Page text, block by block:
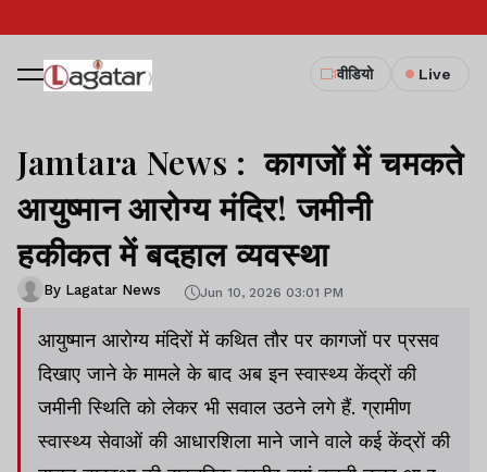
वीडियो Live
Jamtara News : कागजों में चमकते
आयुष्मान आरोग्य मंदिर! जमीनी
हकीकत में बदहाल व्यवस्था
By Lagatar News Jun 10, 2026 03:01 PM
आयुष्मान आरोग्य मंदिरों में कथित तौर पर कागजों पर प्रसव
दिखाए जाने के मामले के बाद अब इन स्वास्थ्य केंद्रों की
जमीनी स्थिति को लेकर भी सवाल उठने लगे हैं. ग्रामीण
स्वास्थ्य सेवाओं की आधारशिला माने जाने वाले कई केंद्रों की